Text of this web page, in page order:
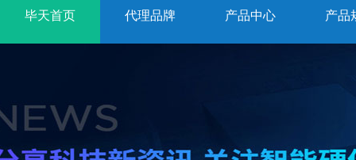
毕天首页 代理品牌 产品中心 产品